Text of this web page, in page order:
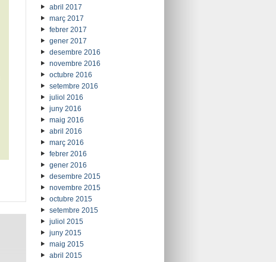
abril 2017
març 2017
febrer 2017
gener 2017
desembre 2016
novembre 2016
octubre 2016
setembre 2016
juliol 2016
juny 2016
maig 2016
abril 2016
març 2016
febrer 2016
gener 2016
desembre 2015
novembre 2015
octubre 2015
setembre 2015
juliol 2015
juny 2015
maig 2015
abril 2015